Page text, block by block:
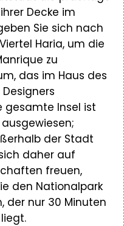
Decke im
Sie sich nach
Haria, um die
zu
das im Haus des
gesamte Insel ist
ausgewiesen;
der Stadt
daher auf
freuen,
den Nationalpark
der nur 30 Minuten